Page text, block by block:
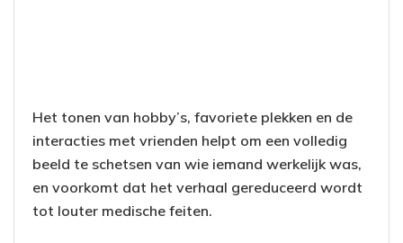
Het tonen van hobby’s, favoriete plekken en de
interacties met vrienden helpt om een volledig
beeld te schetsen van wie iemand werkelijk was,
en voorkomt dat het verhaal gereduceerd wordt
tot louter medische feiten.